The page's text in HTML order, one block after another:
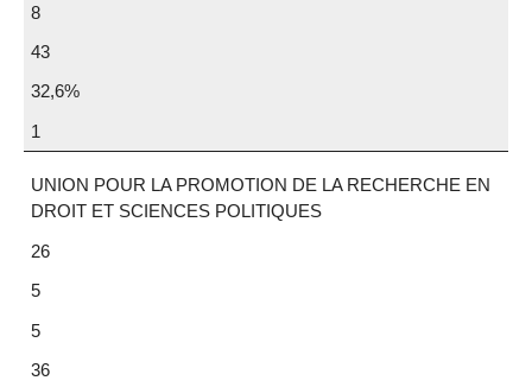
8
43
32,6%
1
UNION POUR LA PROMOTION DE LA RECHERCHE EN
DROIT ET SCIENCES POLITIQUES
26
5
5
36